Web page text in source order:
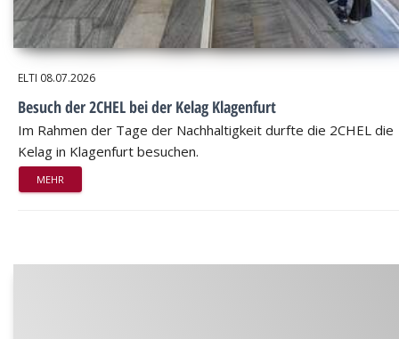
ELTI 08.07.2026
Besuch der 2CHEL bei der Kelag Klagenfurt
Im Rahmen der Tage der Nachhaltigkeit durfte die 2CHEL die
Kelag in Klagenfurt besuchen.
MEHR